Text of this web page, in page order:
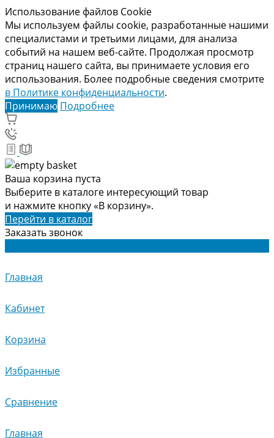
Использование файлов Cookie
Мы используем файлы cookie, разработанные нашими
специалистами и третьими лицами, для анализа
событий на нашем веб-сайте. Продолжая просмотр
страниц нашего сайта, вы принимаете условия его
использования. Более подробные сведения смотрите
в Политике конфиденциальности.
Принимаю Подробнее
Ваша корзина пуста
Выберите в каталоге интересующий товар
и нажмите кнопку «В корзину».
Перейти в каталог
Заказать звонок
Главная
Кабинет
Корзина
Избранные
Сравнение
Главная